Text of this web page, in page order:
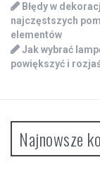
Błędy w
najczęstszych
elementów
Jak wybrać
powiększyć i
Najnowsze